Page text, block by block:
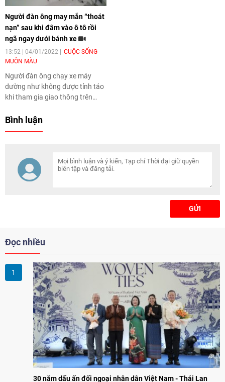
Người đàn ông may mắn “thoát
nạn” sau khi đâm vào ô tô rồi
ngã ngay dưới bánh xe
13:52 | 04/01/2022
CUỘC SỐNG
MUÔN MÀU
Người đàn ông chạy xe máy
dường như không được tỉnh táo
khi tham gia giao thông trên
Bình luận
GỬI
Đọc nhiều
30 năm dấu ấn đối ngoại nhân dân Việt Nam - Thái Lan